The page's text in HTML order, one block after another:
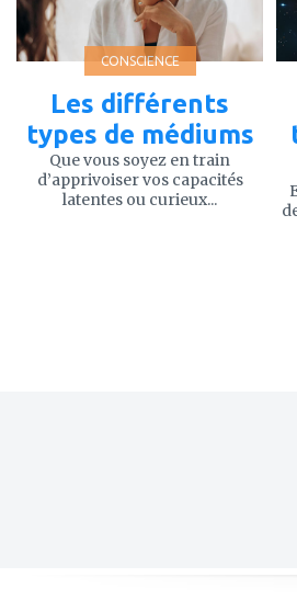
CONSCIENCE
Les différents
types de médiums
Que vous soyez en train
d’apprivoiser vos capacités
latentes ou curieux...